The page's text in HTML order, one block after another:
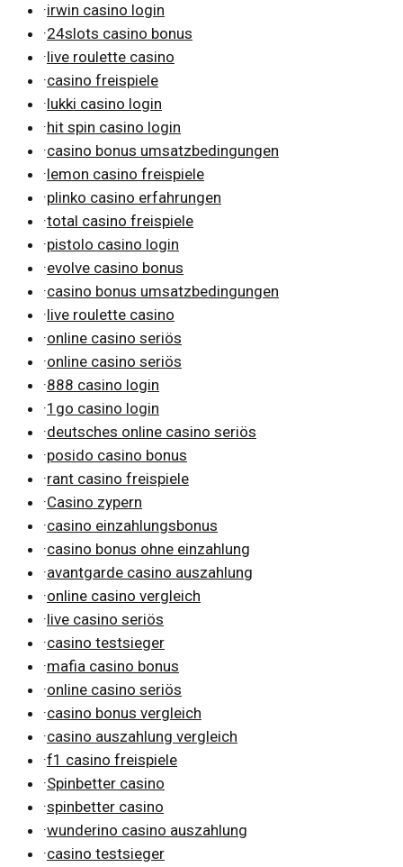
·irwin casino login
·24slots casino bonus
·live roulette casino
·casino freispiele
·lukki casino login
·hit spin casino login
·casino bonus umsatzbedingungen
·lemon casino freispiele
·plinko casino erfahrungen
·total casino freispiele
·pistolo casino login
·evolve casino bonus
·casino bonus umsatzbedingungen
·live roulette casino
·online casino seriös
·online casino seriös
·888 casino login
·1go casino login
·deutsches online casino seriös
·posido casino bonus
·rant casino freispiele
·Casino zypern
·casino einzahlungsbonus
·casino bonus ohne einzahlung
·avantgarde casino auszahlung
·online casino vergleich
·live casino seriös
·casino testsieger
·mafia casino bonus
·online casino seriös
·casino bonus vergleich
·casino auszahlung vergleich
·f1 casino freispiele
·Spinbetter casino
·spinbetter casino
·wunderino casino auszahlung
·casino testsieger